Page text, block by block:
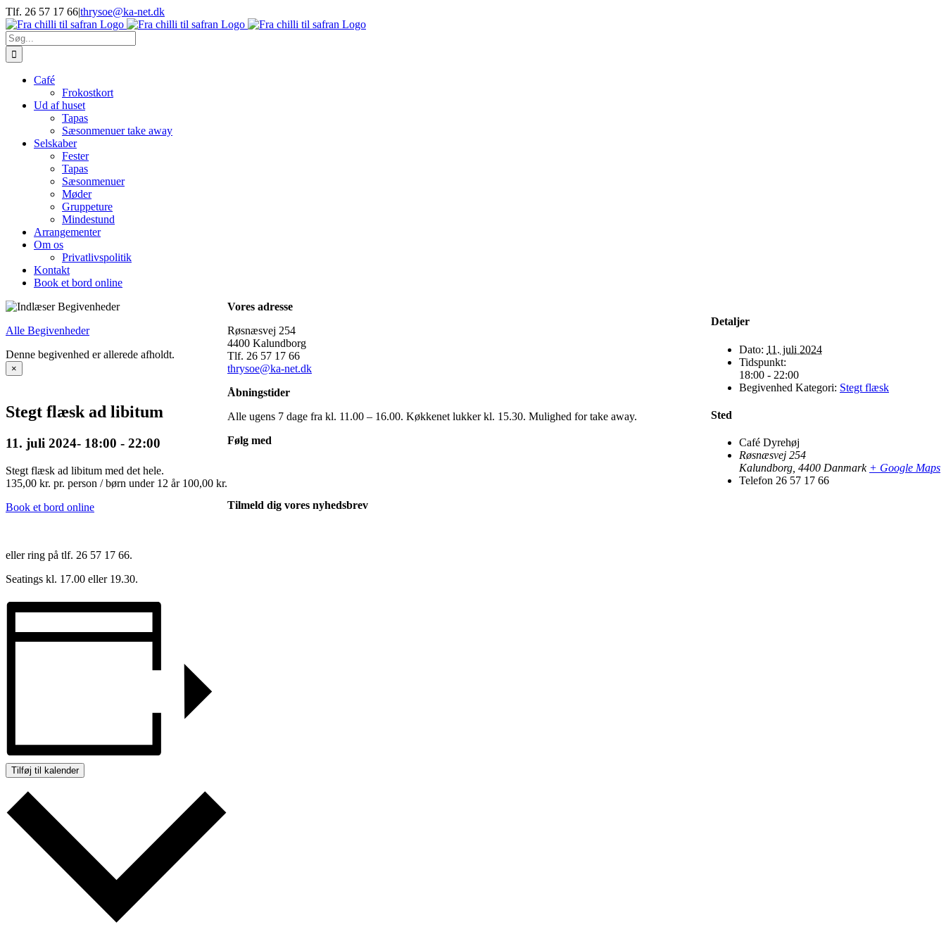
Skip
to
content
Tlf. 26 57 17 66|thrysoe@ka-net.dk
Facebook
Instagram
Søg
efter:
Café
Frokostkort
Ud af huset
Tapas
Sæsonmenuer take away
Selskaber
Fester
Tapas
Sæsonmenuer
Møder
Gruppeture
Mindestund
Arrangementer
Om os
Privatlivspolitik
Kontakt
Book et bord online
Alle Begivenheder
Denne begivenhed er allerede afholdt.
×
Stegt flæsk ad libitum
11. juli 2024- 18:00 - 22:00
Stegt flæsk ad libitum med det hele.
135,00 kr. pr. person / børn under 12 år 100,00 kr.
Book et bord online
eller ring på tlf. 26 57 17 66.
Seatings kl. 17.00 eller 19.30.
Tilføj til kalender
Detaljer
Dato: 11. juli 2024
Tidspunkt:
18:00 - 22:00
Begivenhed Kategori: Stegt flæsk
Sted
Café Dyrehøj
Røsnæsvej 254
Kalundborg 4400 Danmark + Google Maps
Telefon 26 57 17 66
Vores adresse
Røsnæsvej 254
4400 Kalundborg
Tlf. 26 57 17 66
thrysoe@ka-net.dk
Åbningstider
Alle ugens 7 dage fra kl. 11.00 – 16.00. Køkkenet lukker kl. 15.30. Mulighed for take away.
Følg med
Tilmeld dig vores nyhedsbrev